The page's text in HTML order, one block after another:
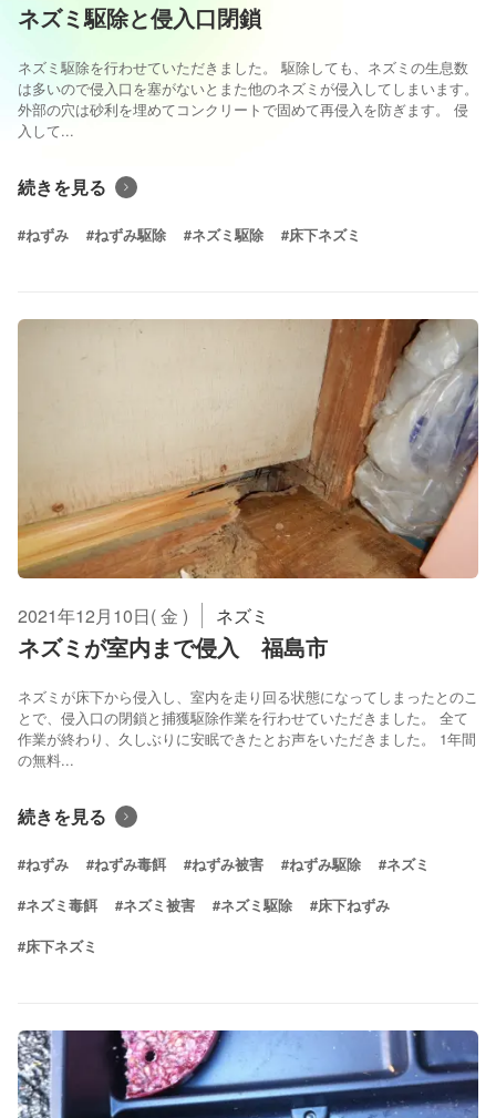
ネズミ駆除と侵入口閉鎖
ネズミ駆除を行わせていただきました。 駆除しても、ネズミの生息数
は多いので侵入口を塞がないとまた他のネズミが侵入してしまいます。
外部の穴は砂利を埋めてコンクリートで固めて再侵入を防ぎます。 侵
入して...
続きを見る
#ねずみ #ねずみ駆除 #ネズミ駆除 #床下ネズミ
2021年12月10日( 金 ) ネズミ
ネズミが室内まで侵入 福島市
ネズミが床下から侵入し、室内を走り回る状態になってしまったとのこ
とで、侵入口の閉鎖と捕獲駆除作業を行わせていただきました。 全て
作業が終わり、久しぶりに安眠できたとお声をいただきました。 1年間
の無料...
続きを見る
#ねずみ #ねずみ毒餌 #ねずみ被害 #ねずみ駆除 #ネズミ
#ネズミ毒餌 #ネズミ被害 #ネズミ駆除 #床下ねずみ
#床下ネズミ